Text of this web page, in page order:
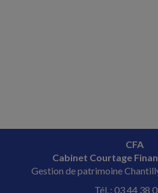
CFA
Cabinet Courtage
Gestion de patrimoine
Tél. : 03 44 38